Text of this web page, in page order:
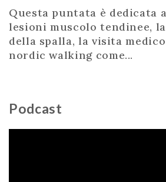
Questa puntata è dedicata
lesioni muscolo tendinee,
della spalla, la visita
nordic walking come...
Podcast